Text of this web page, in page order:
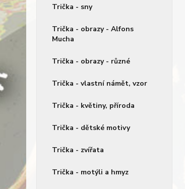
Trička - sny
Trička - obrazy - Alfons
Mucha
Trička - obrazy - různé
Trička - vlastní námět, vzor
Trička - květiny, příroda
Trička - dětské motivy
Trička - zvířata
Trička - motýli a hmyz